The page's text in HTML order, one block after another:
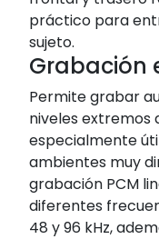
práctico para
sujeto.
Grabación
Permite grabar
niveles extremos
especialmente
ambientes muy
grabación PCM
diferentes
48 y 96 kHz,